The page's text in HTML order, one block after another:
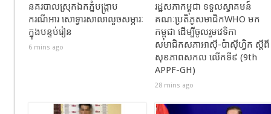
នគរបាលស្រុកឯកភ្នំបង្រ្កាប
ករណីអារ សោទ្វារសាលាលួចសម្ភារៈ
ក្នុងបន្ទប់រៀន
6 mins ago
រដ្ឋសភាកម្ពុជា ទទួលស្វាគមន៍
គណៈប្រតិភូសមាជិកWHO មក
កម្ពុជា ដើម្បីចូលរួមវេទិកា
សមាជិកសភាអាស៊ី-ប៉ាស៊ីហ្វិក ស្តីពី
សុខភាពសកល លើកទី៩ (9th
APPF-GH)
28 mins ago